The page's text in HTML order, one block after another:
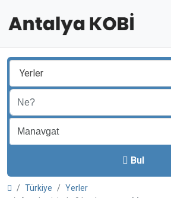
Yerler
Bul
Türkiye
Yerler